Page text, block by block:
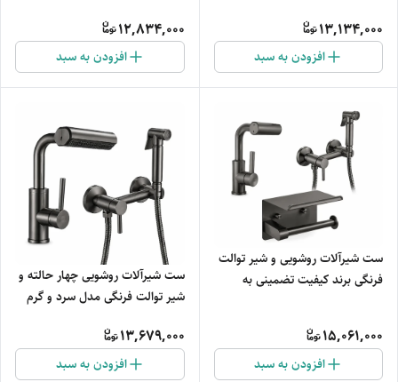
13,134,000
افزودن به سبد
12,834,000
افزودن به سبد
ست شیرآلات روشویی و شیر توالت
فرنگی برند کیفیت تضمینی به
15,061,000
افزودن به سبد
ست شیرآلات روشویی چهار حالته و
شیر توالت فرنگی مدل سرد و گرم
13,679,000
افزودن به سبد